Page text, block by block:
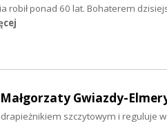
robił ponad 60 lat. Bohaterem
Gwiazdy-
drapieżnikiem szczytowym i reguluje